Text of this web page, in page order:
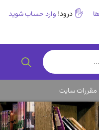
درود! وارد حساب شوید
مقررات سایت